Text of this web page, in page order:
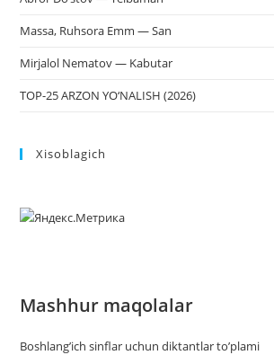
Massa, Ruhsora Emm — San
Mirjalol Nematov — Kabutar
TOP-25 ARZON YO‘NALISH (2026)
Xisoblagich
Mashhur maqolalar
Boshlang’ich sinflar uchun diktantlar to’plami